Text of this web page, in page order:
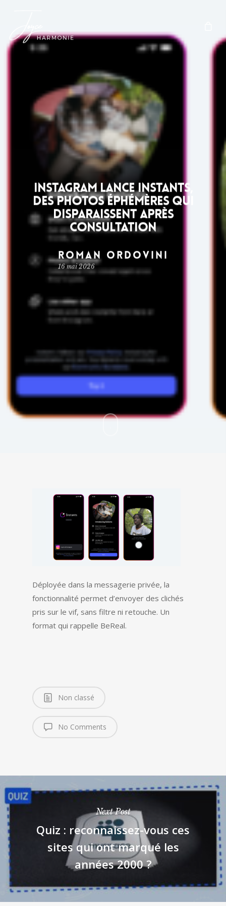
Instagram lance Instants,
des photos éphémères qui
disparaissent après
consultation
Roman Ordovini
16 mai 2026
Déployée dans la messagerie privée, la
fonctionnalité permet d’envoyer des clichés
pris sur le vif, sans filtre ni retouche. Un
format qui rappelle BeReal.
Non classé
No Comments
Next Post
Quiz : reconnaissez-vous ces
sites qui ont marqué les
années 2000 ?